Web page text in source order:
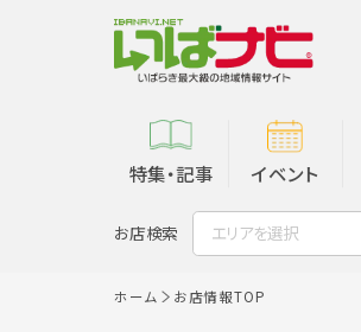
特集・記事 イベント
お店検索 エリアを選択
ホーム お店情報TOP